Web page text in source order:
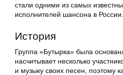
стали одними из самых
исполнителей шансона в России.
История
Группа «Бутырка» была
насчитывает несколько
и музыку своих песен, поэтому